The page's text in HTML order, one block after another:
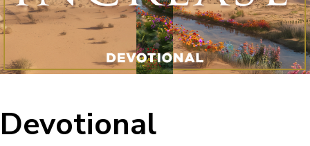
Devotional